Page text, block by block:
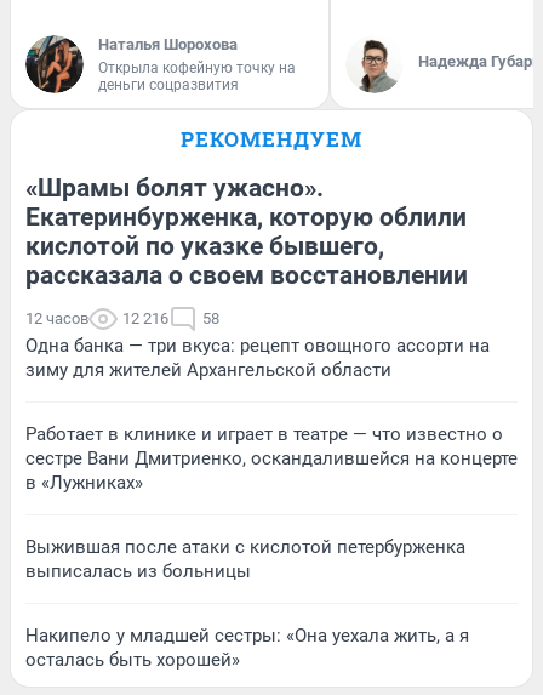
Наталья Шорохова
Открыла кофейную точку на
деньги соцразвития
Надежда Губарь
РЕКОМЕНДУЕМ
«Шрамы болят ужасно».
Екатеринбурженка, которую облили
кислотой по указке бывшего,
рассказала о своем восстановлении
12 часов 12 216 58
Одна банка — три вкуса: рецепт овощного ассорти на
зиму для жителей Архангельской области
Работает в клинике и играет в театре — что известно о
сестре Вани Дмитриенко, оскандалившейся на концерте
в «Лужниках»
Выжившая после атаки с кислотой петербурженка
выписалась из больницы
Накипело у младшей сестры: «Она уехала жить, а я
осталась быть хорошей»